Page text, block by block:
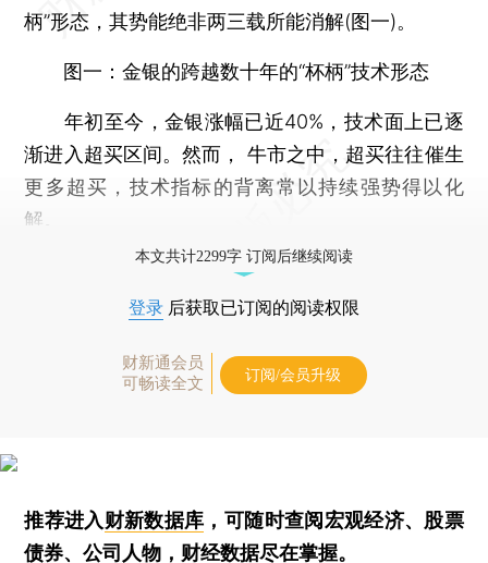
柄”形态，其势能绝非两三载所能消解(图一)。
图一：金银的跨越数十年的“杯柄”技术形态
年初至今，金银涨幅已近40%，技术面上已逐
渐进入超买区间。然而， 牛市之中，超买往往催生
更多超买，技术指标的背离常以持续强势得以化
解。
本文共计2299字 订阅后继续阅读
登录 后获取已订阅的阅读权限
财新通会员
可畅读全文
订阅/会员升级
推荐进入财新数据库 ，可随时查阅宏观经济、股票
债券、公司人物，财经数据尽在掌握。